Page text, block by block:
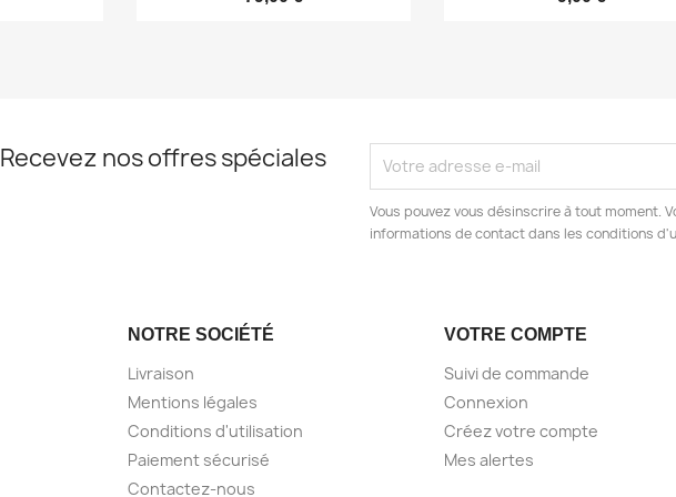
Recevez nos offres spéciales
Vous pouvez vous désinscrire à tout moment.
informations de contact dans les conditions
NOTRE SOCIÉTÉ
Livraison
Mentions légales
Conditions d'utilisation
Paiement sécurisé
Contactez-nous
VOTRE COMPTE
Suivi de commande
Connexion
Créez votre compte
Mes alertes